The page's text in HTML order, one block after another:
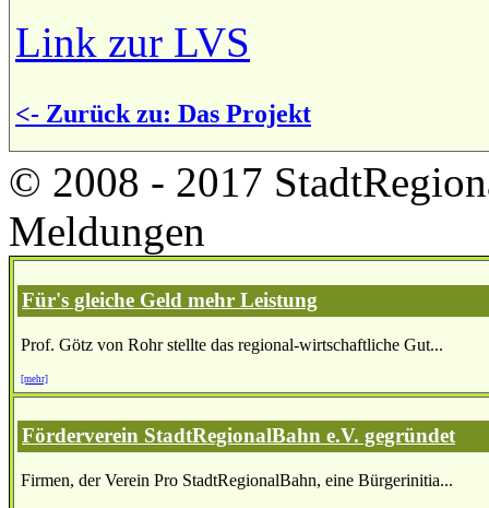
Link zur LVS
<- Zurück zu: Das Projekt
© 2008 - 2017
Meldungen
Für's gleiche Geld mehr Leistung
Prof. Götz von Rohr stellte das regional-wirtschaftliche Gut...
[mehr]
Förderverein StadtRegionalBahn e.V. gegründet
Firmen, der Verein Pro StadtRegionalBahn, eine Bürgerinitia...